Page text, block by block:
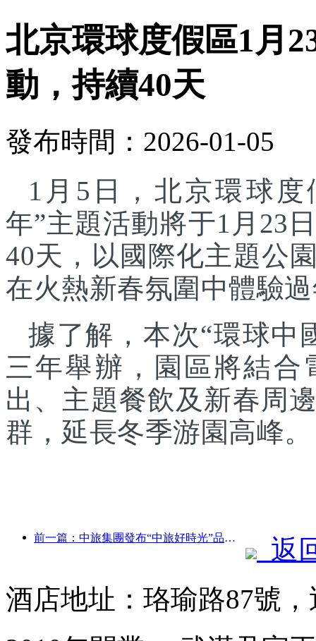
北京環球度假區1月
動，持續40天
發布時間：2026-01-05
1月5日，北京環球度
年”主題活動將于1月23
40天，以國際化主題公
在火熱新春氛圍中體驗
據了解，本次“環球中
三年舉辦，園區將結合
出、主題餐飲及新春周
群，延長冬季游園高峰。
前一篇：中旅集團發布“中旅好時光”品牌，布局銀發旅游市場
返
酒店地址：珞瑜路87號